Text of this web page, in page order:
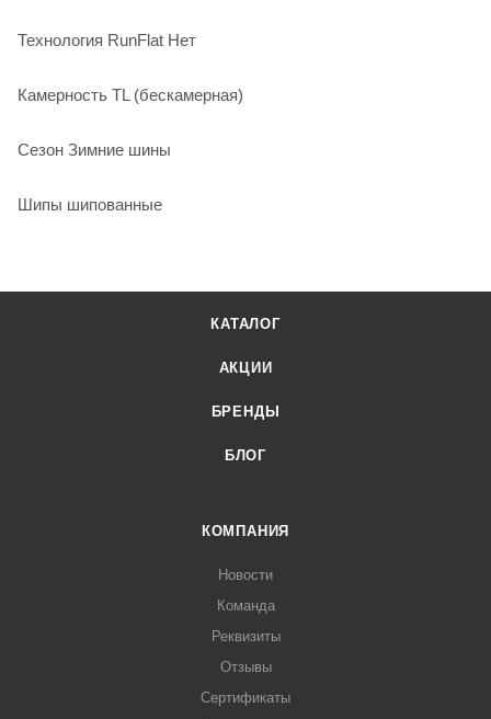
Технология RunFlat Нет
Камерность TL (бескамерная)
Сезон Зимние шины
Шипы шипованные
КАТАЛОГ
АКЦИИ
БРЕНДЫ
БЛОГ
КОМПАНИЯ
Новости
Команда
Реквизиты
Отзывы
Сертификаты